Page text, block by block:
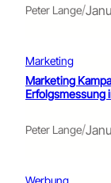
Peter Lange/
Marketing
Marketing
Erfolgsmessung
Peter Lange/
Werbung